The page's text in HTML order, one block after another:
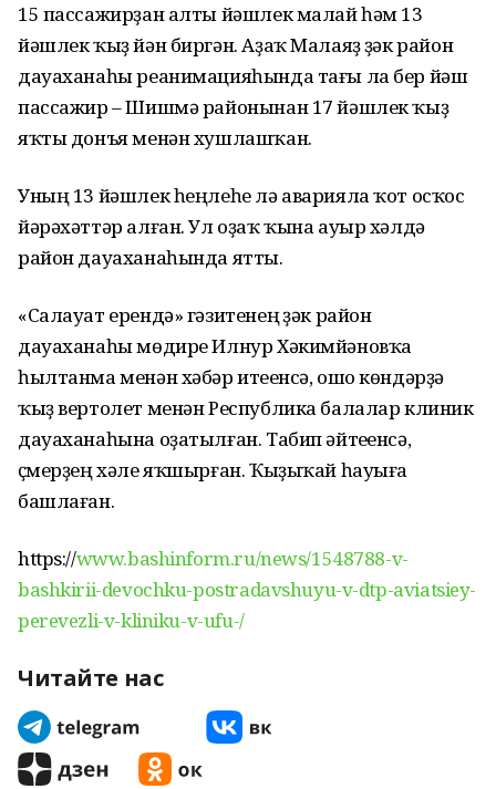
15 пассажирҙан алты йәшлек малай һәм 13
йәшлек ҡыҙ йән биргән. Аҙаҡ Малаяҙ үҙәк район
дауаханаһы реанимацияһында тағы ла бер йәш
пассажир – Шишмә районынан 17 йәшлек ҡыҙ
яҡты донъя менән хушлашҡан.
Уның 13 йәшлек һеңлеһе лә аварияла ҡот осҡос
йәрәхәттәр алған. Ул оҙаҡ ҡына ауыр хәлдә
район дауаханаһында ятты.
«Салауат ерендә» гәзитенең үҙәк район
дауаханаһы мөдире Илнур Хәкимйәновҡа
һылтанма менән хәбәр итеүенсә, ошо көндәрҙә
ҡыҙ вертолет менән Республика балалар клиник
дауаханаһына оҙатылған. Табип әйтеүенсә,
үҫмерҙең хәле яҡшырған. Ҡыҙыҡай һауыға
башлаған.
https://www.bashinform.ru/news/1548788-v-
bashkirii-devochku-postradavshuyu-v-dtp-aviatsiey-
perevezli-v-kliniku-v-ufu-/
Читайте нас